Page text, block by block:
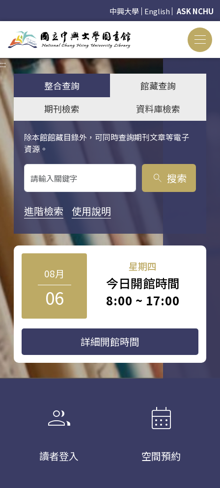
中興大學 English ASK NCHU
:::
整合查詢
館藏查詢
期刊檢索
資料庫檢索
除本館館藏目錄外，可同時查詢期刊文章等電子
資源。
關鍵字搜尋
search 搜索
進階檢索 使用說明
08月
06
星期四
今日開館時間
8:00 ~ 17:00
詳細開館時間
group
讀者登入
calendar_month
空間預約